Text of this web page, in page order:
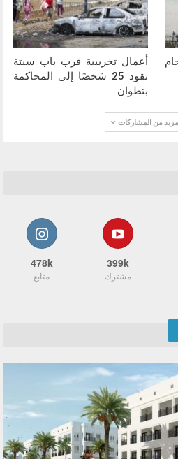
أعمال تخريبية قرب باب سبتة
تقود 25 شخصًا إلى المحاكمة
بتطوان
من المشاركات
399k
مشترك
478k
متابع